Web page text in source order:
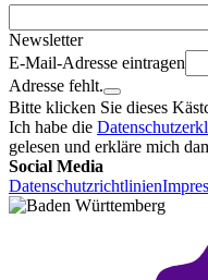
Newsletter
E-Mail-Adresse eintragen
Adresse fehlt.
Bitte klicken Sie dieses
Ich habe die
gelesen und erkläre mich
Social Media
Datenschutzrichtlinien